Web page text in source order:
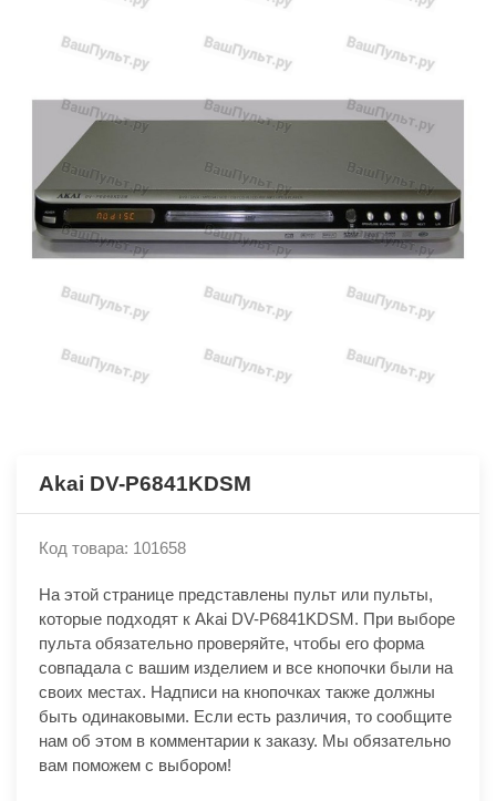
Akai DV-P6841KDSM
Код товара: 101658
На этой странице представлены пульт или пульты,
которые подходят к Akai DV-P6841KDSM. При выборе
пульта обязательно проверяйте, чтобы его форма
совпадала с вашим изделием и все кнопочки были на
своих местах. Надписи на кнопочках также должны
быть одинаковыми. Если есть различия, то сообщите
нам об этом в комментарии к заказу. Мы обязательно
вам поможем с выбором!